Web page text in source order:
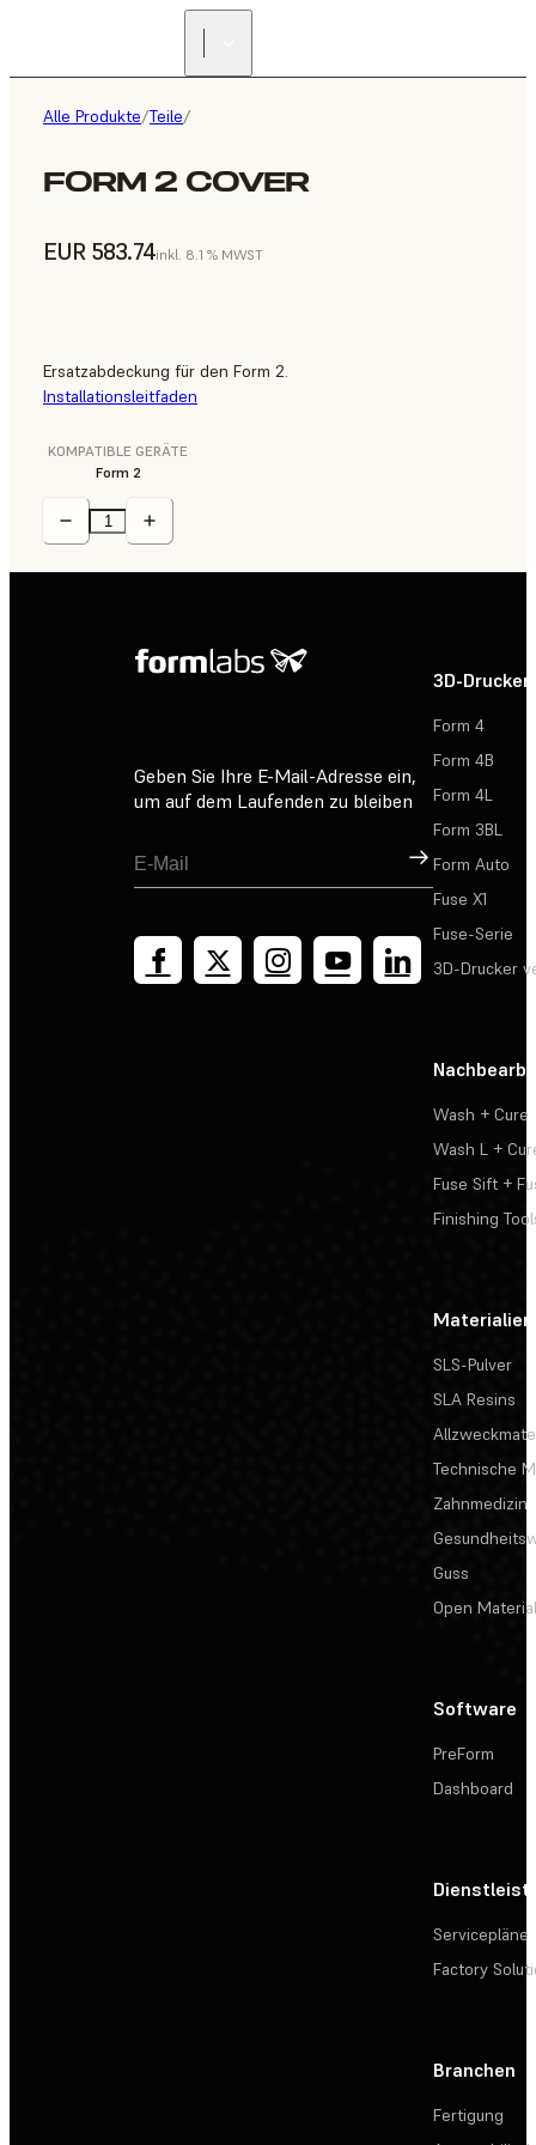
Alle Produkte/Teile/
FORM 2 COVER
EUR 583.74inkl. 8.1 % MWST
Ersatzabdeckung für den Form 2.
Installationsleitfaden
KOMPATIBLE GERÄTE
Form 2
Geben Sie Ihre E-Mail-Adresse ein,
um auf dem Laufenden zu bleiben
Registrieren
3D-Drucker
Form 4
Form 4B
Form 4L
Form 3BL
Form Auto
Fuse X1
Fuse-Serie
3D-Drucker
Wash + Cure
Wash L +
Fuse Sift +
Finishing
Materialien
SLS-Pulver
SLA Resins
Technische
Zahnmedizin
Guss
Open
Software
PreForm
Dashboard
Servicepläne
Factory
Branchen
Fertigung